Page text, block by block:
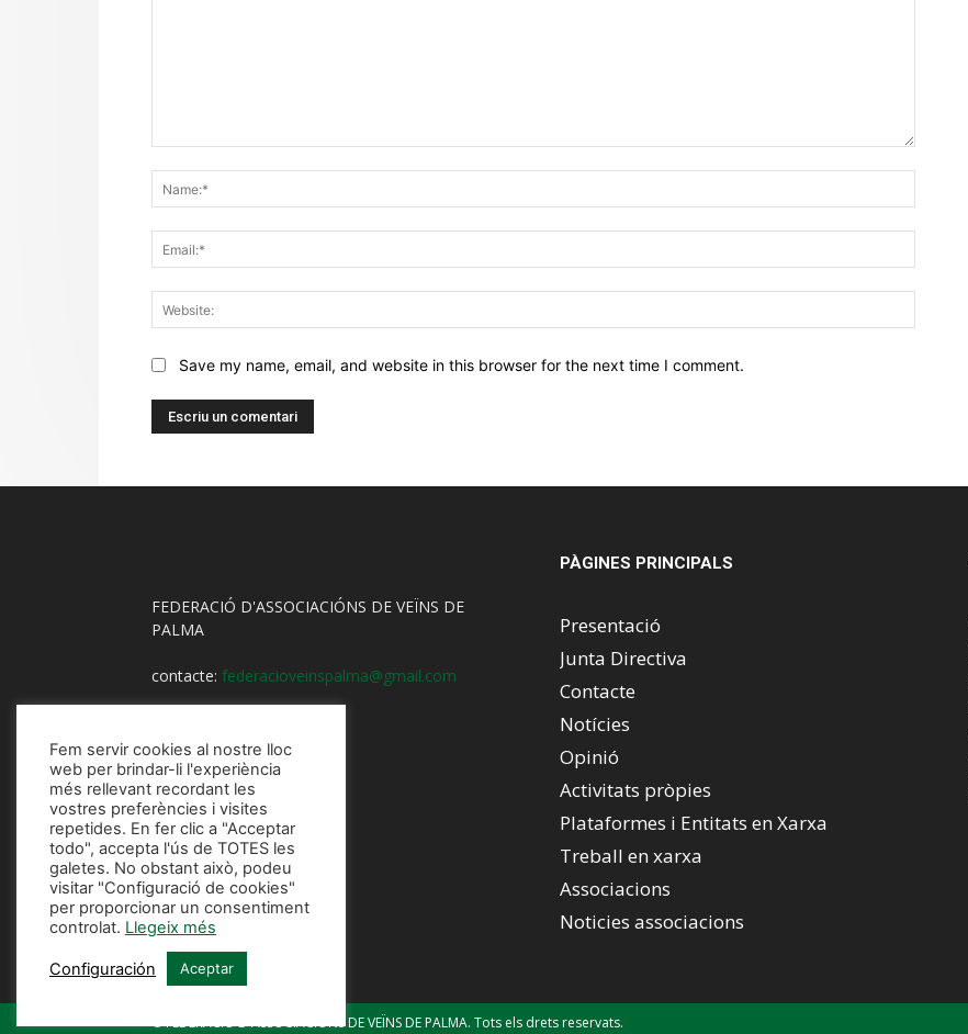
Save my name, email, and website in this browser for the next time I comment.
FEDERACIÓ D'ASSOCIACIÓNS DE VEÏNS DE
PALMA
contacte: federacioveinspalma@gmail.com
PÀGINES PRINCIPALS
Presentació
Junta Directiva
Contacte
Notícies
Opinió
Activitats pròpies
Plataformes i Entitats en Xarxa
Treball en xarxa
Associacions
Noticies associacions
© FEDERACIÓ D'ASSOCIACIÓNS DE VEÏNS DE PALMA. Tots els drets reservats.
Fem servir cookies al nostre lloc
web per brindar-li l'experiència
més rellevant recordant les
vostres preferències i visites
repetides. En fer clic a "Acceptar
todo", accepta l'ús de TOTES les
galetes. No obstant això, podeu
visitar "Configuració de cookies"
per proporcionar un consentiment
controlat. Llegeix més
Configuración Aceptar